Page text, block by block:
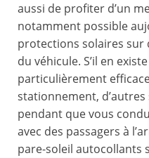
aussi de profiter d’un
notamment possible
protections solaires sur
du véhicule. S’il en
particulièrement
stationnement,
pendant que vous
avec des passagers à
pare-soleil autocollants